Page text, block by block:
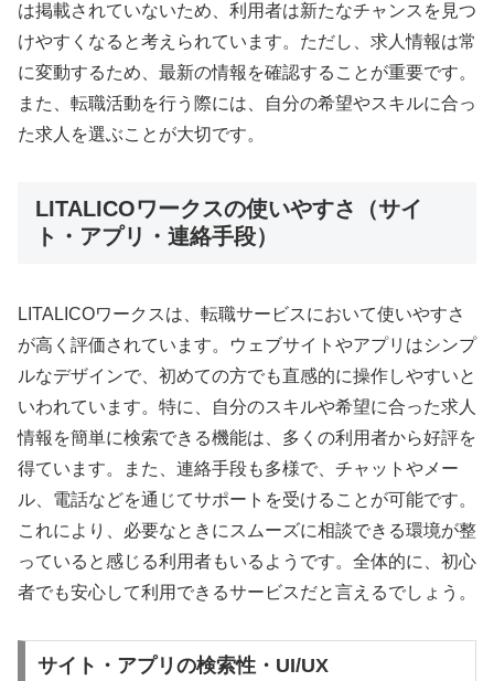
は掲載されていないため、利用者は新たなチャンスを見つ
けやすくなると考えられています。ただし、求人情報は常
に変動するため、最新の情報を確認することが重要です。
また、転職活動を行う際には、自分の希望やスキルに合っ
た求人を選ぶことが大切です。
LITALICOワークスの使いやすさ（サイ
ト・アプリ・連絡手段）
LITALICOワークスは、転職サービスにおいて使いやすさ
が高く評価されています。ウェブサイトやアプリはシンプ
ルなデザインで、初めての方でも直感的に操作しやすいと
いわれています。特に、自分のスキルや希望に合った求人
情報を簡単に検索できる機能は、多くの利用者から好評を
得ています。また、連絡手段も多様で、チャットやメー
ル、電話などを通じてサポートを受けることが可能です。
これにより、必要なときにスムーズに相談できる環境が整
っていると感じる利用者もいるようです。全体的に、初心
者でも安心して利用できるサービスだと言えるでしょう。
サイト・アプリの検索性・UI/UX